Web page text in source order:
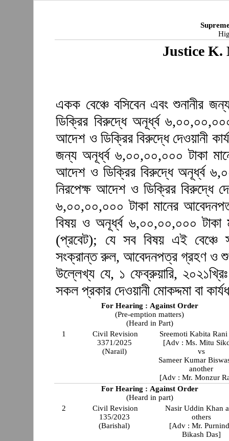
Justice
একক বেঞ্চে বসিবেন এবং শুনানীর
ডিক্রির বিরুদ্ধে অনূর্ধ্ব
আদেশ ও ডিক্রির বিরুদ্ধে দেওয়ানী
জন্য অনূর্ধ্ব ৬,০০,০০,০০০ টাকা
আদেশ ও ডিক্রির বিরুদ্ধে অনূর্ধ্ব
নিরপেক্ষ আদেশ ও ডিক্রির বিরুদ্ধে
৬,০০,০০,০০০ টাকা মানের
বিষয় ও অনূর্ধ্ব ৬,০০,০০,০০০ টাকা
(প্রবেট); যে সব বিষয় এই বেঞ্চে
সংক্রান্ত রুল, আবেদনপত্র গ্রহণ ও
উল্লেখ্য যে, ১ ফেব্রুয়ারি, ২০২১খ্রিঃ
সকল প্রকার দেওয়ানী মোকদ্দমা বা
For Hearing : Against Order
(Pre-emption matters)
(Heard in Part)
1
Civil Revision
3371/2025
(Narail)
Sreemoti Kabita
[Adv : Ms. Mitu
vs
Sameer Kumar
another
[Adv : Mr. Monzur
For Hearing : Against Order
(Heard in part)
2
Civil Revision
135/2023
(Barishal)
Nasir Uddin Khan
others
[Adv : Mr.
Bikash Das]